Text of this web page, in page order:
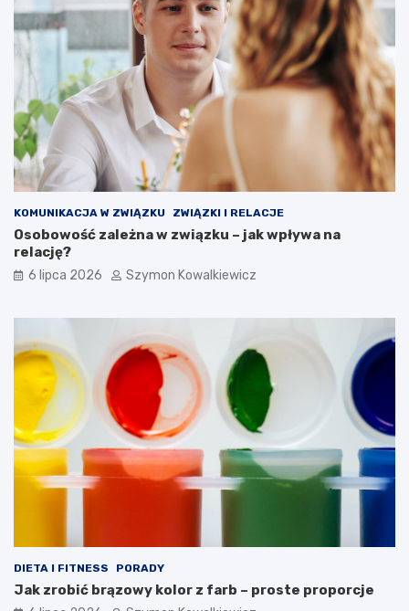
KOMUNIKACJA W ZWIĄZKU ZWIĄZKI I RELACJE
Osobowość zależna w związku – jak wpływa na
relację?
6 lipca 2026 Szymon Kowalkiewicz
DIETA I FITNESS PORADY
Jak zrobić brązowy kolor z farb – proste proporcje